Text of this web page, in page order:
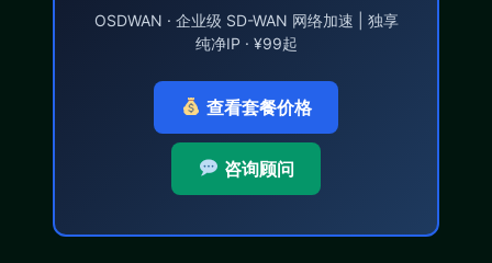
OSDWAN · 企业级 SD-WAN 网络加速 | 独享
纯净IP · ¥99起
查看套餐价格
咨询顾问